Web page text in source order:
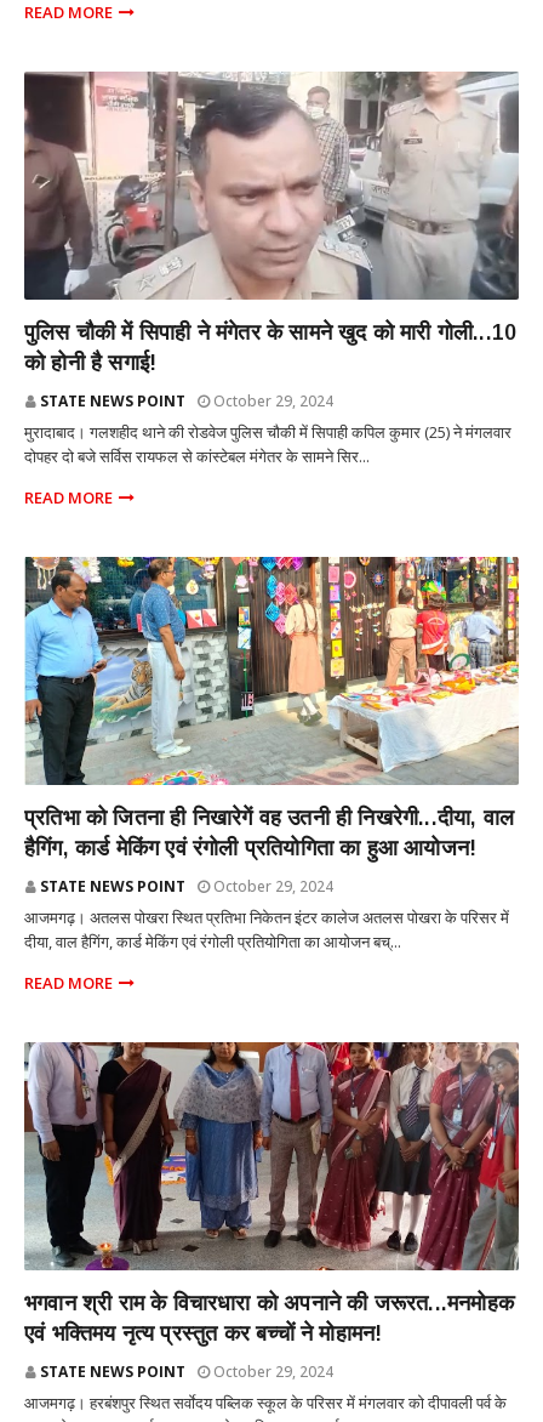
READ MORE
पुलिस चौकी में सिपाही ने मंगेतर के सामने खुद को मारी गोली...10
को होनी है सगाई!
STATE NEWS POINT October 29, 2024
मुरादाबाद। गलशहीद थाने की रोडवेज पुलिस चौकी में सिपाही कपिल कुमार (25) ने मंगलवार
दोपहर दो बजे सर्विस रायफल से कांस्टेबल मंगेतर के सामने सिर...
READ MORE
प्रतिभा को जितना ही निखारेगें वह उतनी ही निखरेगी...दीया, वाल
हैगिंग, कार्ड मेकिंग एवं रंगोली प्रतियोगिता का हुआ आयोजन!
STATE NEWS POINT October 29, 2024
आजमगढ़। अतलस पोखरा स्थित प्रतिभा निकेतन इंटर कालेज अतलस पोखरा के परिसर में
दीया, वाल हैगिंग, कार्ड मेकिंग एवं रंगोली प्रतियोगिता का आयोजन बच्...
READ MORE
भगवान श्री राम के विचारधारा को अपनाने की जरूरत...मनमोहक
एवं भक्तिमय नृत्य प्रस्तुत कर बच्चों ने मोहामन!
STATE NEWS POINT October 29, 2024
आजमगढ़। हरबंशपुर स्थित सर्वाेदय पब्लिक स्कूल के परिसर में मंगलवार को दीपावली पर्व के